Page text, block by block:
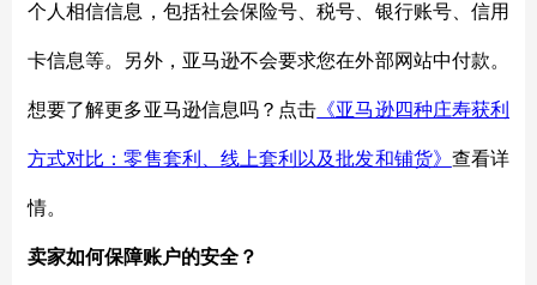
个人相信信息，包括社会保险号、税号、银行账号、信用
卡信息等。另外，亚马逊不会要求您在外部网站中付款。
想要了解更多亚马逊信息吗？点击 《亚马逊四种庄寿获利
方式对比：零售套利、线上套利以及批发和铺货》 查看详
情。
卖家如何保障账户的安全？